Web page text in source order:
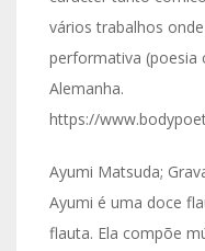
vários trabalhos
performativa (poesia
Alemanha.
https://
Ayumi Matsuda;
Ayumi é uma doce
flauta. Ela compõe